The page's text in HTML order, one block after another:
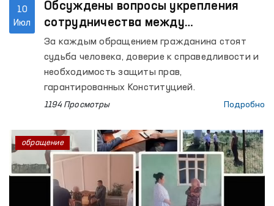
10
Июл
Обсуждены вопросы укрепления
сотрудничества между
Омбудсманом и Конституционным
судом при рассмотрении обращений
граждан
За каждым обращением гражданина стоят
судьба человека, доверие к справедливости и
необходимость защиты прав,
гарантированных Конституцией.
1194 Просмотры Подробно
обращение